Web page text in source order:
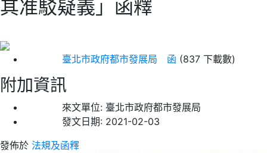
其准駁疑義」函釋
臺北市政府都市發展局 函 (837 下載數)
附加資訊
來文單位: 臺北市政府都市發展局
發文日期: 2021-02-03
發佈於 法規及函釋